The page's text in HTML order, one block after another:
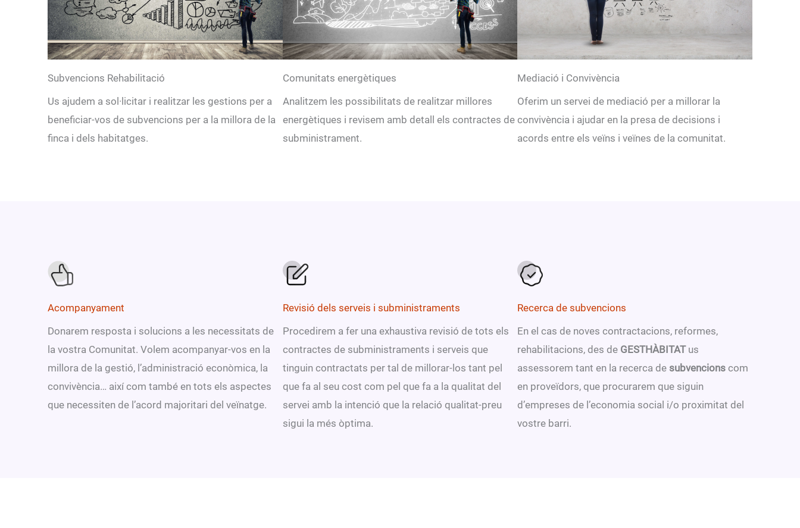
Subvencions Rehabilitació
Us ajudem a sol·licitar i realitzar les gestions per a
beneficiar-vos de subvencions per a la millora de la
finca i dels habitatges.
Comunitats energètiques
Analitzem les possibilitats de realitzar millores
energètiques i revisem amb detall els contractes de
subministrament.
Mediació i Convivència
Oferim un servei de mediació per a millorar la
convivència i ajudar en la presa de decisions i
acords entre els veïns i veïnes de la comunitat.
Acompanyament
Donarem resposta i solucions a les necessitats de
la vostra Comunitat. Volem acompanyar-vos en la
millora de la gestió, l’administració econòmica, la
convivència… així com també en tots els aspectes
que necessiten de l’acord majoritari del veïnatge.
Revisió dels serveis i subministraments
Procedirem a fer una exhaustiva revisió de tots els
contractes de subministraments i serveis que
tinguin contractats per tal de millorar-los tant pel
que fa al seu cost com pel que fa a la qualitat del
servei amb la intenció que la relació qualitat-preu
sigui la més òptima.
Recerca de subvencions
En el cas de noves contractacions, reformes,
rehabilitacions, des de GESTHÀBITATus
assessorem tant en la recerca de subvencions com
en proveïdors, que procurarem que siguin
d’empreses de l’economia social i/o proximitat del
vostre barri.